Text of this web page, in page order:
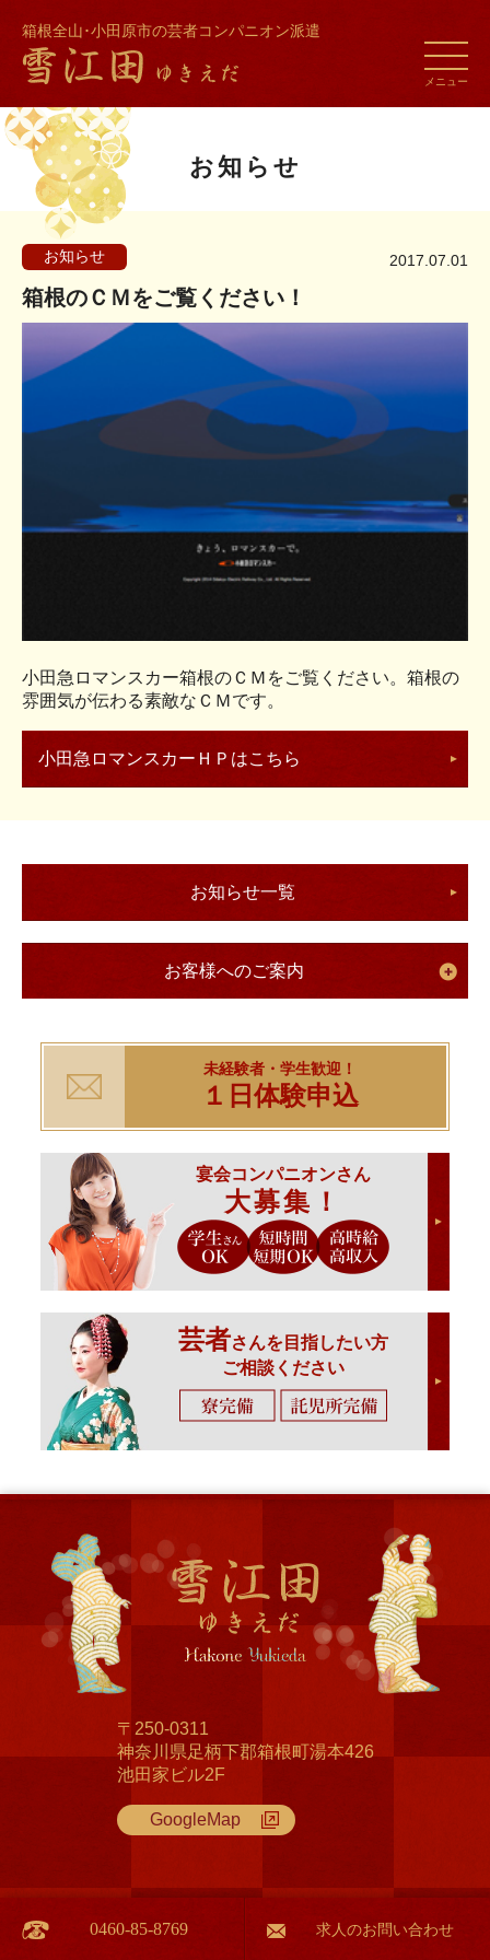
箱根全山･小田原市の芸者コンパニオン派遣
toggle
メニュー
お知らせ
箱根のＣＭをご覧ください！
2017.07.01
お知らせ
小田急ロマンスカー箱根のＣＭをご覧ください。箱根の
雰囲気が伝わる素敵なＣＭです。
小田急ロマンスカーＨＰはこちら
お知らせ一覧
お客様へのご案内
未経験者・学生歓迎！
１日体験申込
宴会コンパニオンさん
大募集！
芸者さんを目指したい方
ご相談ください
〒250-0311
神奈川県足柄下郡箱根町湯本426
池田家ビル2F
GoogleMap
0460-85-8769 求人のお問い合わせ